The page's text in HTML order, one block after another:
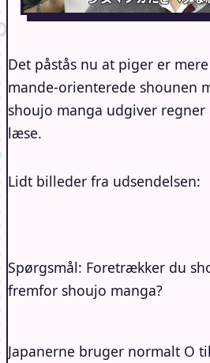
Det påstås nu at piger er
mande-orienterede shounen
shoujo manga udgiver regner
læse.
Lidt billeder fra udsendelsen:
Spørgsmål: Foretrækker du
fremfor shoujo manga?
Japanerne bruger normalt O